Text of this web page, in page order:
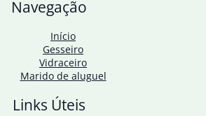
Navegação
Início
Gesseiro
Vidraceiro
Marido de aluguel
Links Úteis